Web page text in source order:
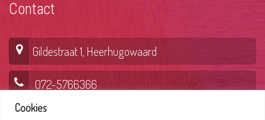
Cookies
Contact
Gildestraat 1, Heerhugowaard
072-5766366